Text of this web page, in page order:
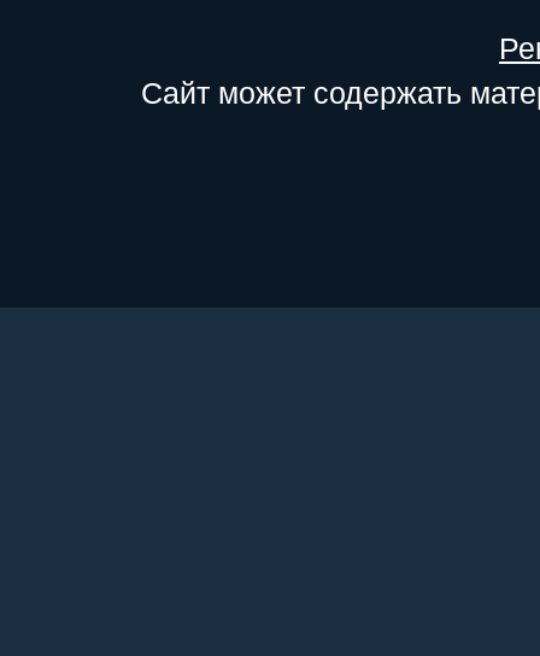
Сайт может содержать